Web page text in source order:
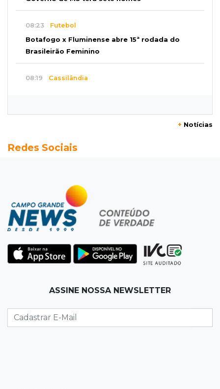
08:23 Futebol
Botafogo x Fluminense abre 15ª rodada do
Brasileirão Feminino
08:19 Cassilândia
Jagunços, jacobinos e batalha política nas
O rebanho dos originais
08:06De MS para o mundo
Grande expõe obras na Itália
"Bota Fora" da Sofá Inbox reúne quatro
+ Notícias
Redes Sociais
ASSINE NOSSA NEWSLETTER